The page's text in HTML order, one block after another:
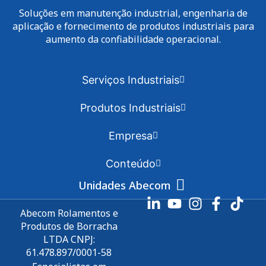
Soluções em manutenção industrial, engenharia de
aplicação e fornecimento de produtos industriais para
aumento da confiabilidade operacional.
Serviços Industriais
Produtos Industriais
Empresa
Conteúdo
Unidades Abecom
Abecom Rolamentos e
Produtos de Borracha
LTDA CNPJ:
61.478.897/0001-58